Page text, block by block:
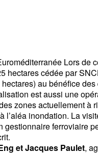
Lors de
hectares cédée par
au bénéfice
est aussi une
zones actuellement à
inondation. La
gestionnaire ferroviaire
et Jacques Paulet,